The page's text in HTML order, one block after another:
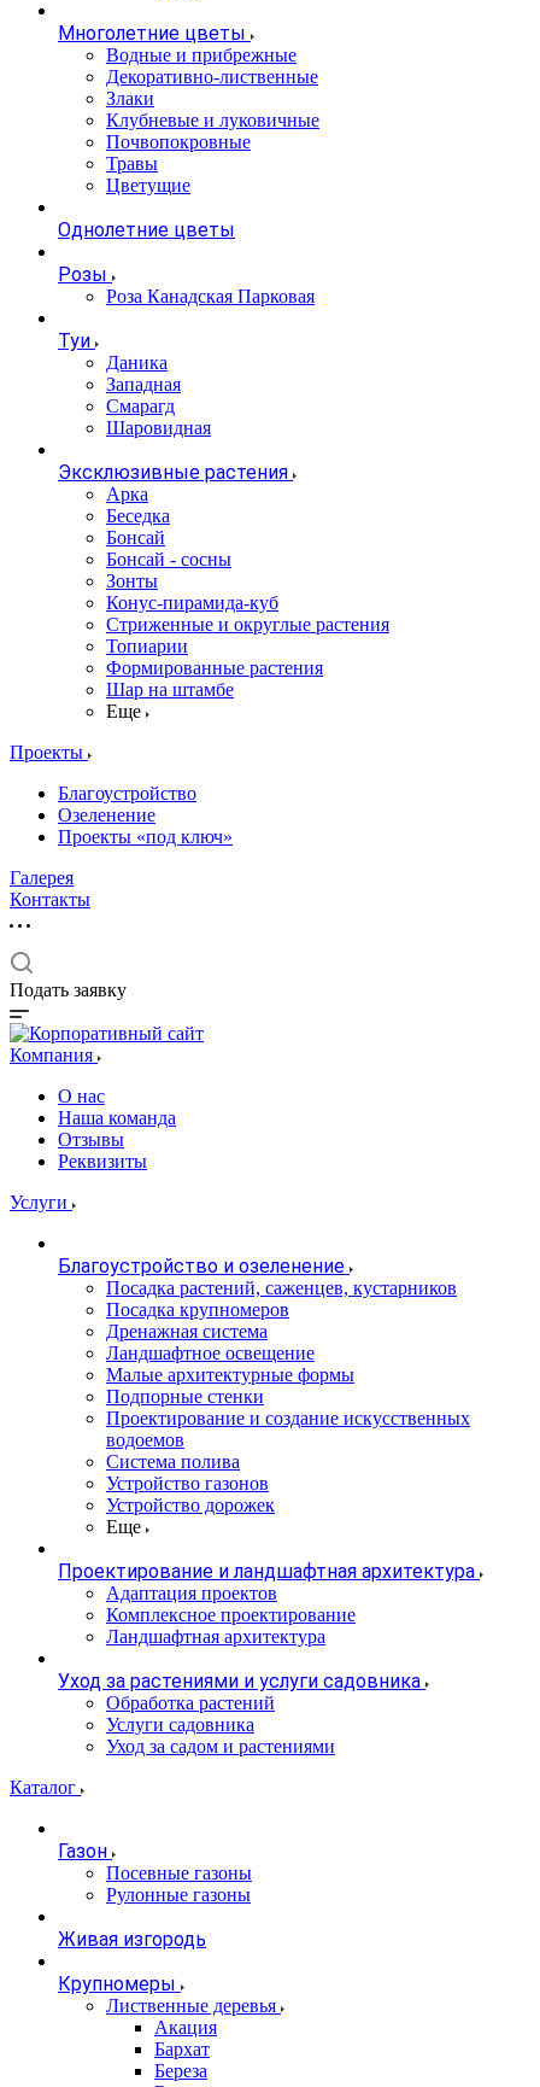
Многолетние цветы
Водные и прибрежные
Декоративно-лиственные
Злаки
Клубневые и луковичные
Почвопокровные
Травы
Цветущие
Однолетние цветы
Розы
Роза Канадская Парковая
Туи
Даника
Западная
Смарагд
Шаровидная
Эксклюзивные растения
Арка
Беседка
Бонсай
Бонсай - сосны
Зонты
Конус-пирамида-куб
Стриженные и округлые растения
Топиарии
Формированные растения
Шар на штамбе
Еще
Проекты
Благоустройство
Озеленение
Проекты «под ключ»
Галерея
Контакты
Подать заявку
Компания
О нас
Наша команда
Отзывы
Реквизиты
Услуги
Благоустройство и озеленение
Посадка растений, саженцев, кустарников
Посадка крупномеров
Дренажная система
Ландшафтное освещение
Малые архитектурные формы
Подпорные стенки
Проектирование и создание искусственных
водоемов
Система полива
Устройство газонов
Устройство дорожек
Еще
Проектирование и ландшафтная архитектура
Адаптация проектов
Комплексное проектирование
Ландшафтная архитектура
Уход за растениями и услуги садовника
Обработка растений
Услуги садовника
Уход за садом и растениями
Каталог
Газон
Посевные газоны
Рулонные газоны
Живая изгородь
Крупномеры
Лиственные деревья
Акация
Бархат
Береза